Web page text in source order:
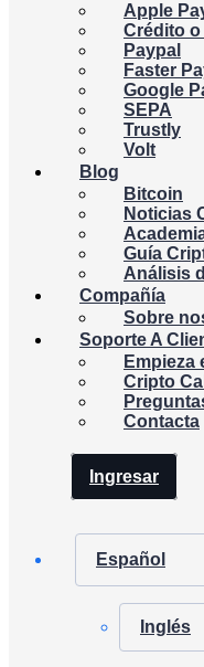
Apple
Crédito
Paypal
Faster
Google
SEPA
Trustly
Volt
Blog
Bitcoin
Noticias
Guía
Análisis
Compañía
Sobre
Soporte A
Empieza
Cripto
Contacta
Ingresar
Español
Inglés